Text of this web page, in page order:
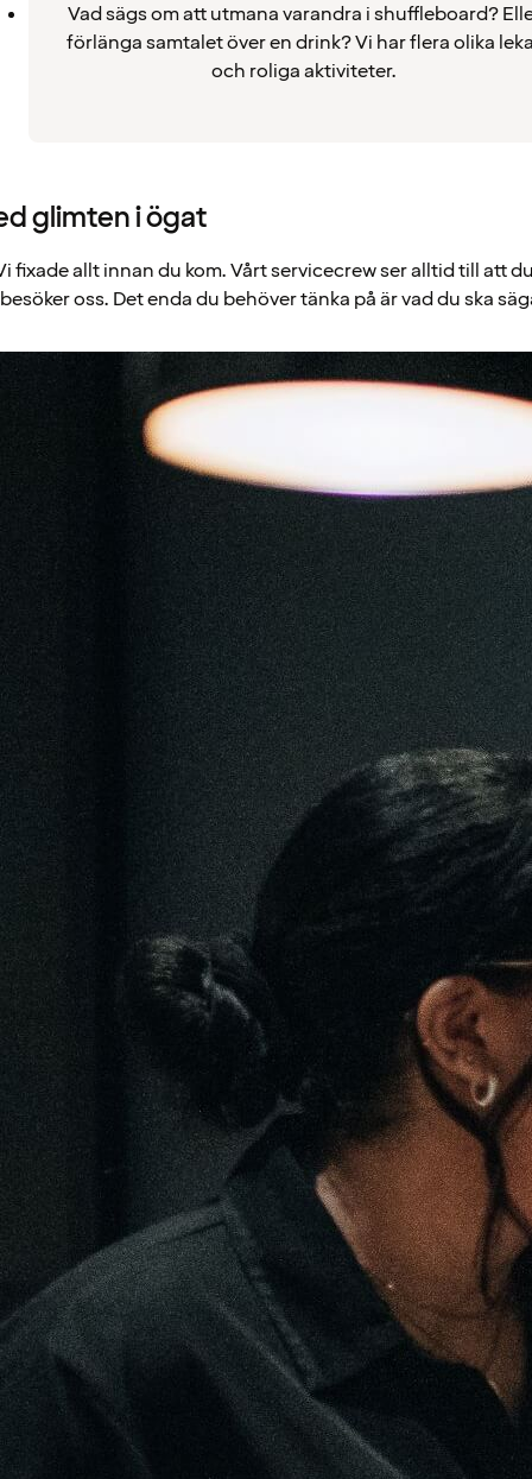
Vad sägs om att utmana varandra i shuffleboard?
förlänga samtalet över en drink? Vi har flera olika
och roliga aktiviteter.
glimten i ögat
fixade allt innan du kom. Vårt servicecrew ser alltid till att
oss. Det enda du behöver tänka på är vad du ska